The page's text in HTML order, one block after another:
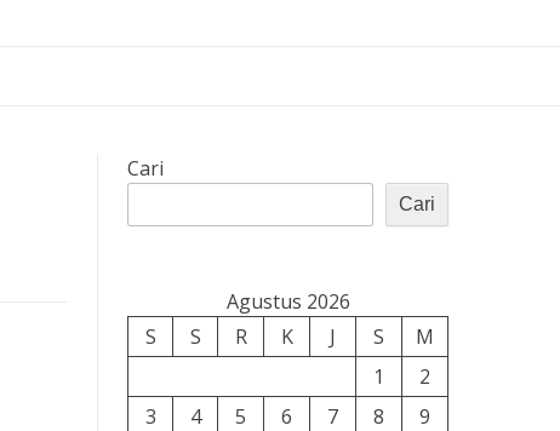
Cari
Cari
Agustus 2026
S
S R K J S
M
1
2
3
4 5 6 7 8
9